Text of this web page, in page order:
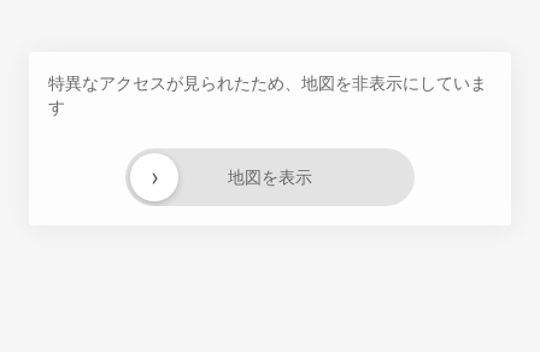
特異なアクセスが見られたため、地図を非表示にしていま
す
地図を表示
›